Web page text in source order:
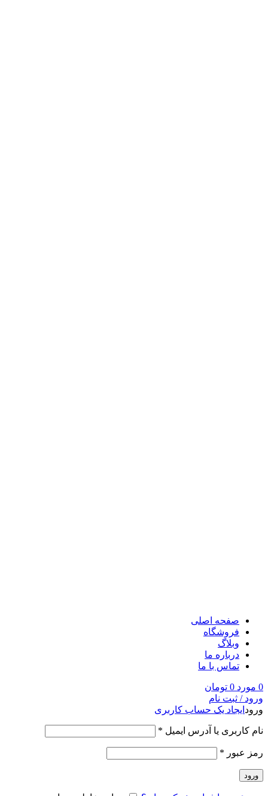
صفحه اصلی
فروشگاه
وبلاگ
درباره ما
تماس با ما
0 مورد 0 تومان
ورود / ثبت نام
ورود ایجاد یک حساب کاربری
نام کاربری یا آدرس ایمیل *
رمز عبور *
ورود